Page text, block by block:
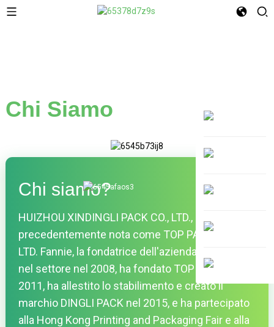
Chi Siamo
Chi siamo?
HUIZHOU XINDINGLI PACK CO., LTD.,
precedentemente nota come TOP PACK CO.,
LTD. Fannie, la fondatrice dell'azienda, è entrata
nel settore nel 2008, ha fondato TOP PACK nel
2011, ha allestito lo stabilimento e creato il
marchio DINGLI PACK nel 2015, e ha partecipato
alla Hong Kong Printing and Packaging Fair e alla